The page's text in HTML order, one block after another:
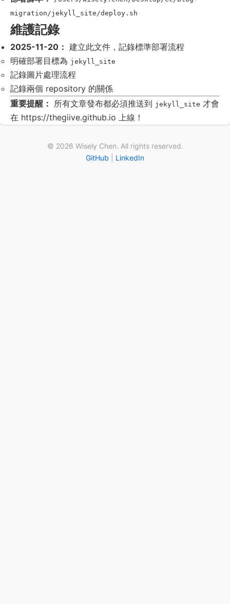
migration/jekyll_site/deploy.sh
維護記錄
2025-11-20： 建立此文件，記錄標準部署流程
明確部署目標為 jekyll_site
記錄圖片處理流程
記錄兩個 repository 的關係
重要提醒： 所有文章發布都必須推送到 jekyll_site 才會
在 https://thegiive.github.io 上線！
© 2026 Wisely Chen. All rights reserved.
GitHub
LinkedIn